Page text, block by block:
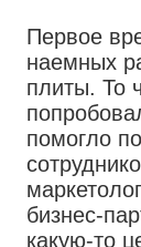
Первое
наемных
плиты. То
помогло
бизнес-
какую-то